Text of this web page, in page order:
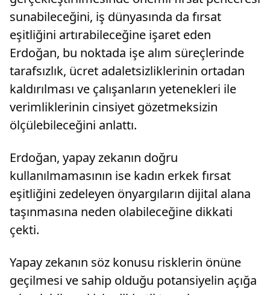
sunabileceğini, iş dünyasında da fırsat
eşitliğini artırabileceğine işaret eden
Erdoğan, bu noktada işe alım süreçlerinde
tarafsızlık, ücret adaletsizliklerinin ortadan
kaldırılması ve çalışanların yetenekleri ile
verimliklerinin cinsiyet gözetmeksizin
ölçülebileceğini anlattı.
Erdoğan, yapay zekanın doğru
kullanılmamasının ise kadın erkek fırsat
eşitliğini zedeleyen önyargıların dijital alana
taşınmasına neden olabileceğine dikkati
çekti.
Yapay zekanın söz konusu risklerin önüne
geçilmesi ve sahip olduğu potansiyelin açığa